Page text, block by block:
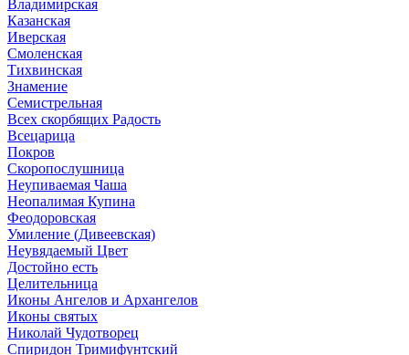
Владимирская
Казанская
Иверская
Смоленская
Тихвинская
Знамение
Семистрельная
Всех скорбящих Радость
Всецарица
Покров
Скоропослушница
Неупиваемая Чаша
Неопалимая Купина
Феодоровская
Умиление (Дивеевская)
Неувядаемый Цвет
Достойно есть
Целительница
Иконы Ангелов и Архангелов
Иконы святых
Николай Чудотворец
Спиридон Тримифунтский